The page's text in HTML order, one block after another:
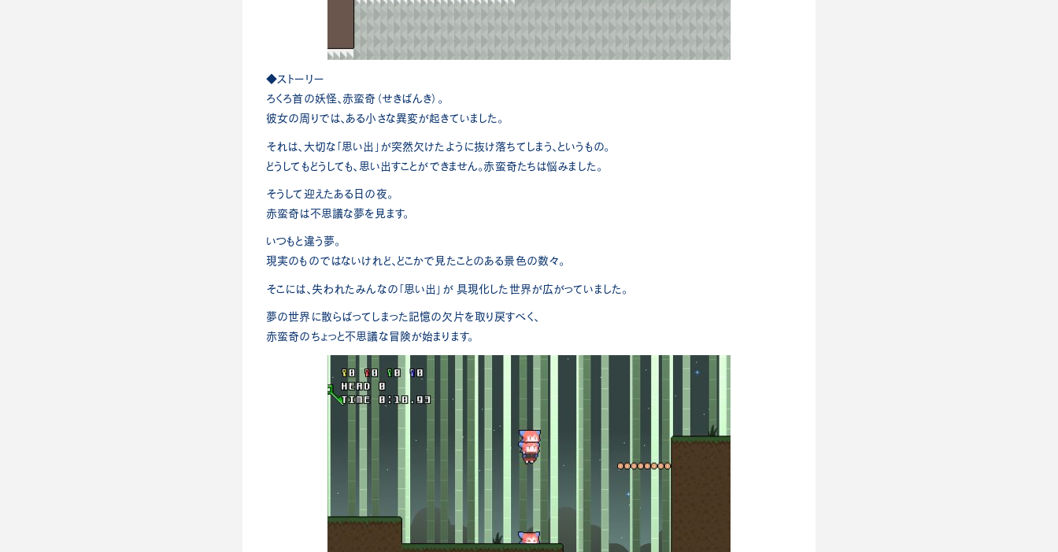
◆ストーリー
ろくろ首の妖怪、赤蛮奇（せきばんき）。
彼女の周りでは、ある小さな異変が起きていました。
それは、大切な「思い出」が突然欠けたように抜け落ちてしまう、というもの。
どうしてもどうしても、思い出すことができません。赤蛮奇たちは悩みました。
そうして迎えたある日の夜。
赤蛮奇は不思議な夢を見ます。
いつもと違う夢。
現実のものではないけれど、どこかで見たことのある景色の数々。
そこには、失われたみんなの「思い出」が 具現化した世界が広がっていました。
夢の世界に散らばってしまった記憶の欠片を取り戻すべく、
赤蛮奇のちょっと不思議な冒険が始まります。